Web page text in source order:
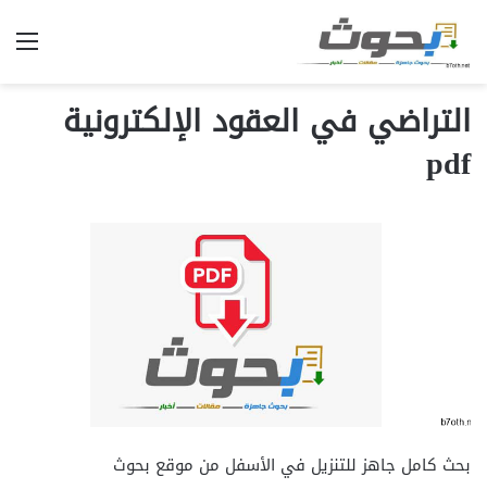
التراضي في العقود الإلكترونية
pdf
بحث كامل جاهز للتنزيل في الأسفل من موقع بحوث